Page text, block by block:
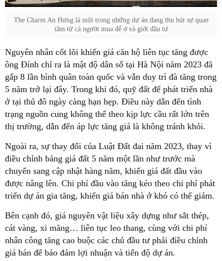
The Charm An Hưng là một trong những dự án đang thu hút sự quan
tâm từ cả người mua để ở và giới đầu tư
Nguyên nhân cốt lõi khiến giá căn hộ liên tục tăng được
ông Đính chỉ ra là mật độ dân số tại Hà Nội năm 2023 đã
gấp 8 lần bình quân toàn quốc và vẫn duy trì đà tăng trong
5 năm trở lại đây. Trong khi đó, quỹ đất để phát triển nhà
ở tại thủ đô ngày càng hạn hẹp. Điều này dẫn đến tình
trạng nguồn cung không thể theo kịp lực cầu rất lớn trên
thị trường, dẫn đến áp lực tăng giá là không tránh khỏi.
Ngoài ra, sự thay đổi của Luật Đất đai năm 2023, thay vì
điều chỉnh bảng giá đất 5 năm một lần như trước mà
chuyển sang cập nhật hàng năm, khiến giá đất đầu vào
được nâng lên. Chi phí đầu vào tăng kéo theo chi phí phát
triển dự án gia tăng, khiến giá bán nhà ở khó có thể giảm.
Bên cạnh đó, giá nguyên vật liệu xây dựng như sắt thép,
cát vàng, xi măng… liên tục leo thang, cùng với chi phí
nhân công tăng cao buộc các chủ đầu tư phải điều chỉnh
giá bán để bảo đảm lợi nhuận và tiến độ dự án.